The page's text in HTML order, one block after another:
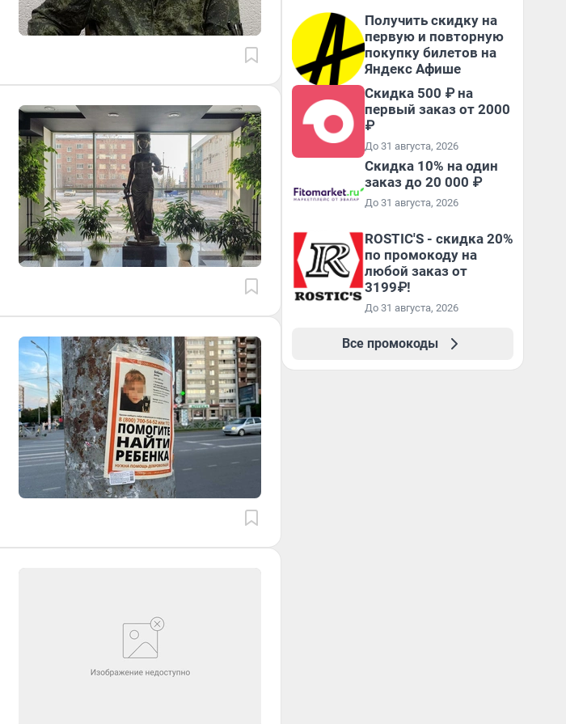
Получить скидку на
первую и повторную
покупку билетов на
Яндекс Афише
Скидка 500 ₽ на
первый заказ от 2000
₽
До 31 августа, 2026
Скидка 10% на один
заказ до 20 000 ₽
До 31 августа, 2026
ROSTIC'S - скидка 20%
по промокоду на
любой заказ от
3199₽!
До 31 августа, 2026
Все промокоды